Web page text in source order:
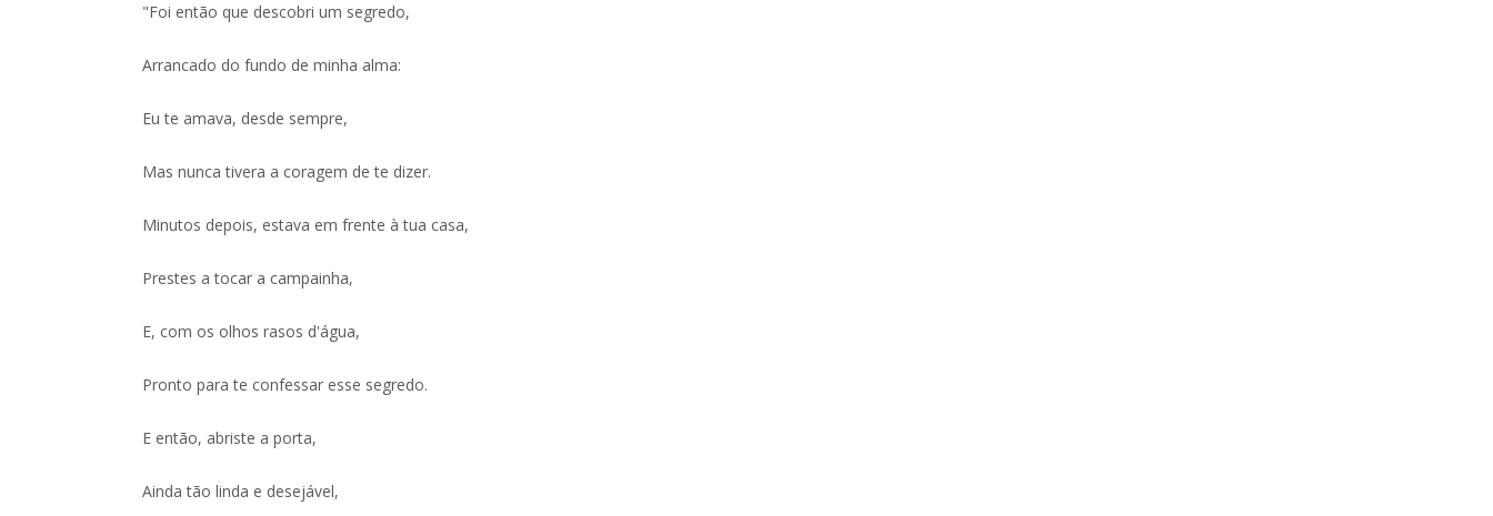
"Foi então que descobri um segredo,
Arrancado do fundo de minha alma:
Eu te amava, desde sempre,
Mas nunca tivera a coragem de te dizer.
Minutos depois, estava em frente à tua casa,
Prestes a tocar a campainha,
E, com os olhos rasos d'água,
Pronto para te confessar esse segredo.
E então, abriste a porta,
Ainda tão linda e desejável,